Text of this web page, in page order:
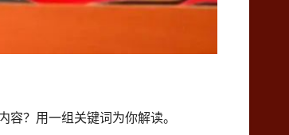
？用一组关键词为你解读。